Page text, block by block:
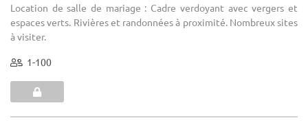
Location de salle de mariage : Cadre verdoyant avec vergers et
espaces verts. Rivières et randonnées à proximité. Nombreux sites
à visiter.
1-100